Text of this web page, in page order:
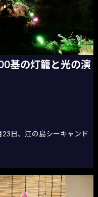
基の灯籠と光の演
日、江の島シーキャンド